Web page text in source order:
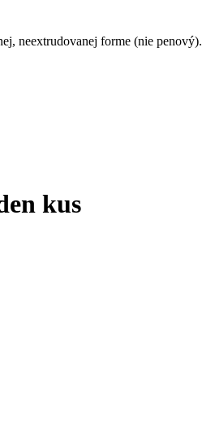
neextrudovanej forme (nie penový).
kus